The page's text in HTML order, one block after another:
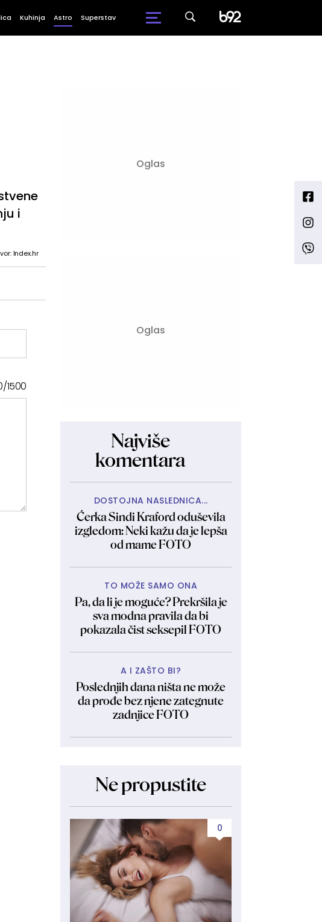
Kuhinja Astro Superstav
i
Index.hr
/1500
Najviše
komentara
DOSTOJNA NASLEDNICA...
Ćerka Sindi Kraford oduševila
izgledom: Neki kažu da je lepša
od mame FOTO
TO MOŽE SAMO ONA
Pa, da li je moguće? Prekršila je
sva modna pravila da bi
pokazala čist seksepil FOTO
A I ZAŠTO BI?
Poslednjih dana ništa ne može
da prođe bez njene zategnute
zadnjice FOTO
Ne propustite
0